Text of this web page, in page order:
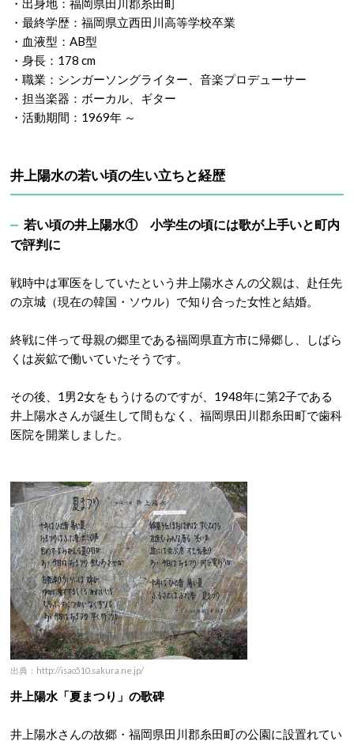
・出身地：福岡県田川郡糸田町
・最終学歴：福岡県立西田川高等学校卒業
・血液型：AB型
・身長：178 cm
・職業：シンガーソングライター、音楽プロデューサー
・担当楽器：ボーカル、ギター
・活動期間：1969年 ～
井上陽水の若い頃の生い立ちと経歴
若い頃の井上陽水① 小学生の頃には歌が上手いと町内
で評判に
戦時中は軍医をしていたという井上陽水さんの父親は、赴任先
の京城（現在の韓国・ソウル）で知り合った女性と結婚。
終戦に伴って母親の郷里である福岡県直方市に帰郷し、しばら
くは炭鉱で働いていたそうです。
その後、1男2女をもうけるのですが、1948年に第2子である
井上陽水さんが誕生して間もなく、福岡県田川郡糸田町で歯科
医院を開業しました。
出典：http://isao510.sakura.ne.jp/
井上陽水「夏まつり」の歌碑
井上陽水さんの故郷・福岡県田川郡糸田町の公園に設置れてい